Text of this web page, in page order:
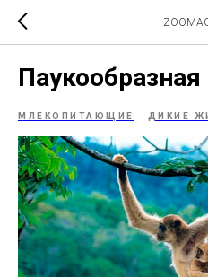
МЛЕКОПИТАЮЩИЕ ДИКИЕ